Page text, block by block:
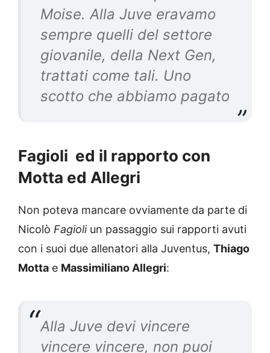
Moise. Alla Juve eravamo
sempre quelli del settore
giovanile, della Next Gen,
trattati come tali. Uno
scotto che abbiamo pagato
Fagioli ed il rapporto con
Motta ed Allegri
Non poteva mancare ovviamente da parte di
Nicolò Fagioli un passaggio sui rapporti avuti
con i suoi due allenatori alla Juventus, Thiago
Motta e Massimiliano Allegri:
Alla Juve devi vincere
vincere vincere, non puoi